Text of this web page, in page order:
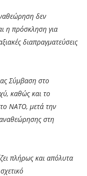
δεν
η πρόσκληση για
διαπραγματεύσεις
Σύμβαση στο
καθώς και το
ΝΑΤΟ, μετά την
στη
πλήρως και απόλυτα